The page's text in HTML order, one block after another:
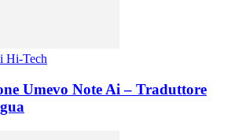
Hi-Tech
Umevo Note Ai – Traduttore